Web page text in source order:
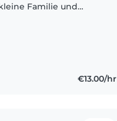
Familie und
€13.00/hr